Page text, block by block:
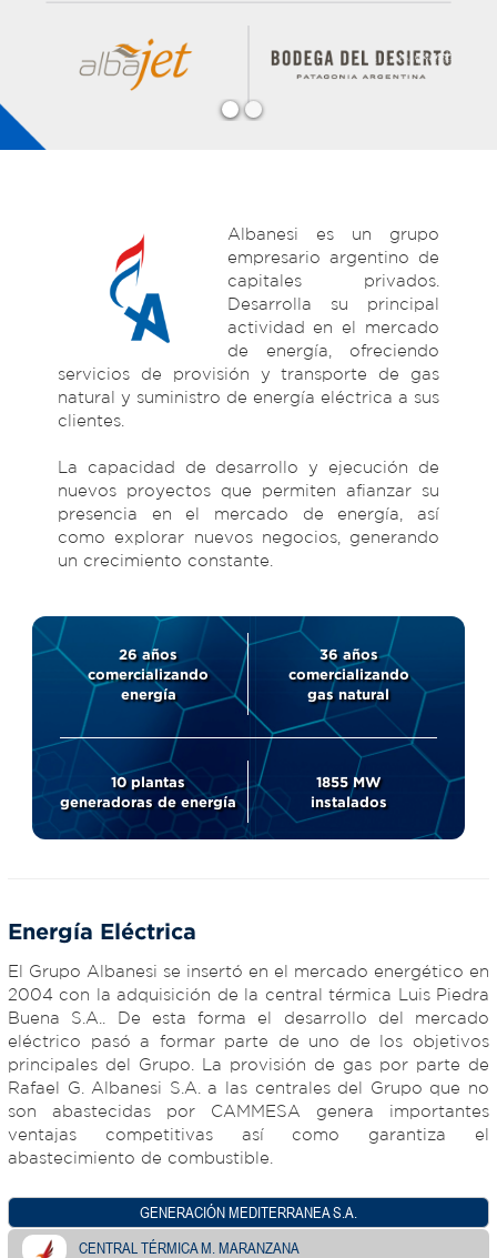
Albanesi es un grupo
empresario argentino de
capitales privados.
Desarrolla su principal
actividad en el mercado
de energía, ofreciendo
servicios de provisión y transporte de gas
natural y suministro de energía eléctrica a sus
clientes.
La capacidad de desarrollo y ejecución de
nuevos proyectos que permiten afianzar su
presencia en el mercado de energía, así
como explorar nuevos negocios, generando
un crecimiento constante.
26años
comercializando
energía
36años
comercializando
gas natural
10plantas
generadoras de energía
1855MW
instalados
Energía Eléctrica
El Grupo Albanesi se insertó en el mercado energético en
2004 con la adquisición de la central térmica Luis Piedra
Buena S.A.. De esta forma el desarrollo del mercado
eléctrico pasó a formar parte de uno de los objetivos
principales del Grupo. La provisión de gas por parte de
Rafael G. Albanesi S.A. a las centrales del Grupo que no
son abastecidas por CAMMESA genera importantes
ventajas competitivas así como garantiza el
abastecimiento de combustible.
GENERACIÓN MEDITERRANEA S.A.
CENTRAL TÉRMICA M. MARANZANA